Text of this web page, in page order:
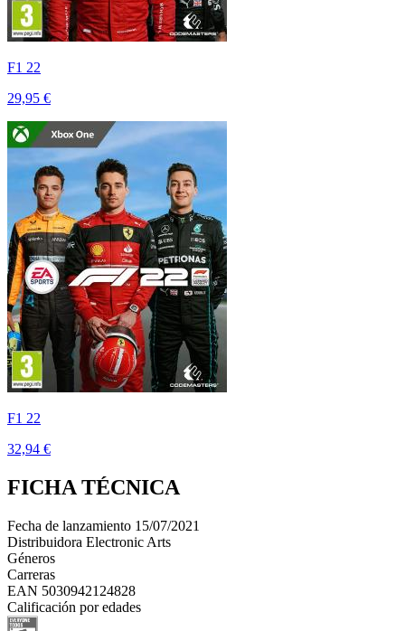
F1 22
29,95 €
F1 22
32,94 €
FICHA TÉCNICA
Fecha de lanzamiento 15/07/2021
Distribuidora Electronic Arts
Géneros
Carreras
EAN 5030942124828
Calificación por edades